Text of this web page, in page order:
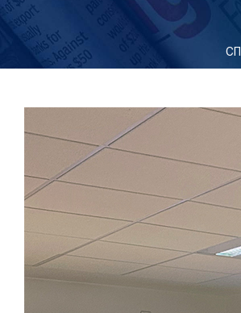
НАШИОТ ТИМ
НАШИ ПОДДРЖУВАЧИ
НОВОСТИ
ИСТРАЖУВАЊА